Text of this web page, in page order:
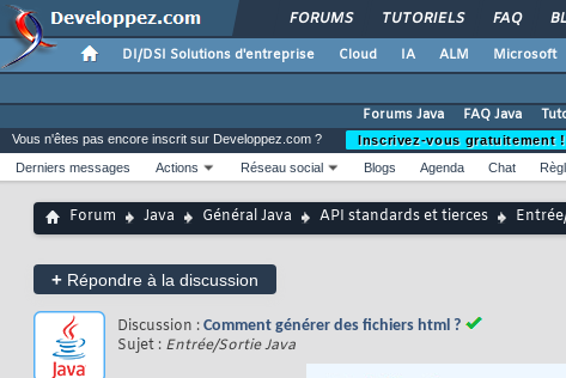
FORUMS TUTORIELS FAQ
DI/DSI Solutions d'entreprise Cloud IA ALM Microsoft
Forums Java
FAQ Java
Vous n'êtes pas encore inscrit sur Developpez.com ?
Inscrivez-vous gratuitement !
Derniers messages
Actions Réseau social Blogs Agenda Chat
Forum Java Général Java API standards et tierces
+ Répondre à la discussion
Discussion : Comment générer des fichiers html ?
Sujet : Entrée/Sortie Java